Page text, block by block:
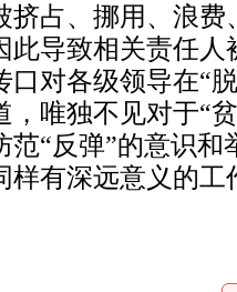
挤占、挪用、浪
此导致相关责任
口对各级领导在“
，唯独不见对于“
范“反弹”的意识
样有深远意义的工